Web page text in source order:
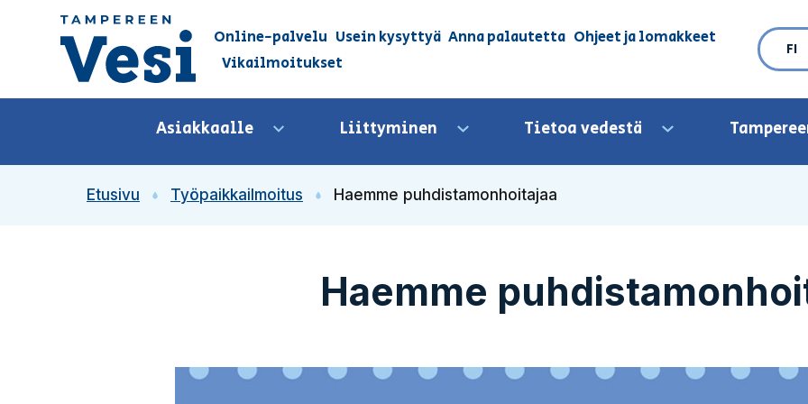
Siirry sisältöön
Siirry etusivulle
Online-palvelu Usein kysyttyä Anna palautetta Ohjeet ja lomakkeet
Vikailmoitukset
FI
Asiakkaalle Avaa valikkoLiittyminen Avaa valikkoTietoa vedestä Avaa valikko
Etusivu Työpaikkailmoitus Haemme puhdistamonhoitajaa
Haemme